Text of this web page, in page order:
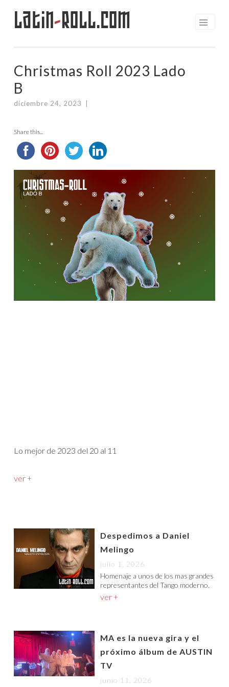
Saltar
Latin-Roll.com
Christmas Roll 2023 Lado
B
diciembre 24, 2023
Share this...
Lo mejor de 2023 del 20 al 11
ver +
Despedimos a Daniel
Melingo
julio 1, 2026
Homenaje a unos de los mas grandes
representantes del Tango moderno.
ver +
MA es la nueva gira y el
próximo álbum de AUSTIN
TV
junio 11, 2026